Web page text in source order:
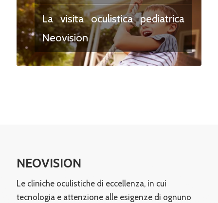
La visita oculistica pediatrica
Neovision
NEOVISION
Le cliniche oculistiche di eccellenza, in cui
tecnologia e attenzione alle esigenze di ognuno